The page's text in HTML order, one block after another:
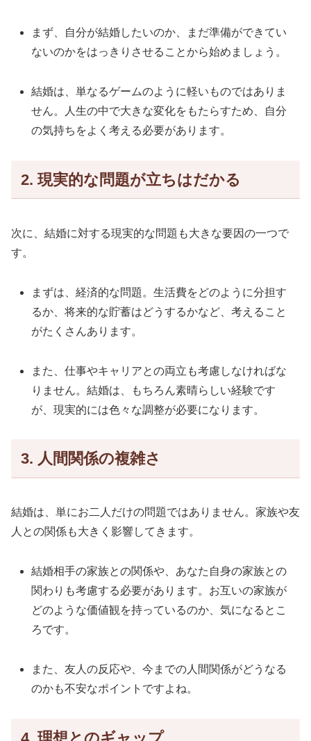
まず、自分が結婚したいのか、まだ準備ができてい
ないのかをはっきりさせることから始めましょう。
結婚は、単なるゲームのように軽いものではありま
せん。人生の中で大きな変化をもたらすため、自分
の気持ちをよく考える必要があります。
2. 現実的な問題が立ちはだかる
次に、結婚に対する現実的な問題も大きな要因の一つで
す。
まずは、経済的な問題。生活費をどのように分担す
るか、将来的な貯蓄はどうするかなど、考えること
がたくさんあります。
また、仕事やキャリアとの両立も考慮しなければな
りません。結婚は、もちろん素晴らしい経験です
が、現実的には色々な調整が必要になります。
3. 人間関係の複雑さ
結婚は、単にお二人だけの問題ではありません。家族や友
人との関係も大きく影響してきます。
結婚相手の家族との関係や、あなた自身の家族との
関わりも考慮する必要があります。お互いの家族が
どのような価値観を持っているのか、気になるとこ
ろです。
また、友人の反応や、今までの人間関係がどうなる
のかも不安なポイントですよね。